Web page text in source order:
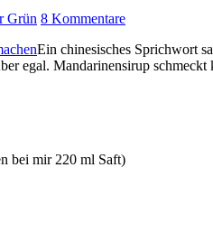
Grün 8 Kommentare
Ein chinesisches Sprichwort
egal. Mandarinensirup schmeckt
bei mir 220 ml Saft)